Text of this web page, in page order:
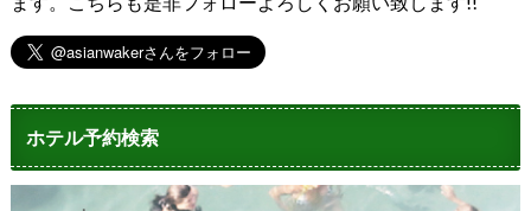
ホテル予約検索